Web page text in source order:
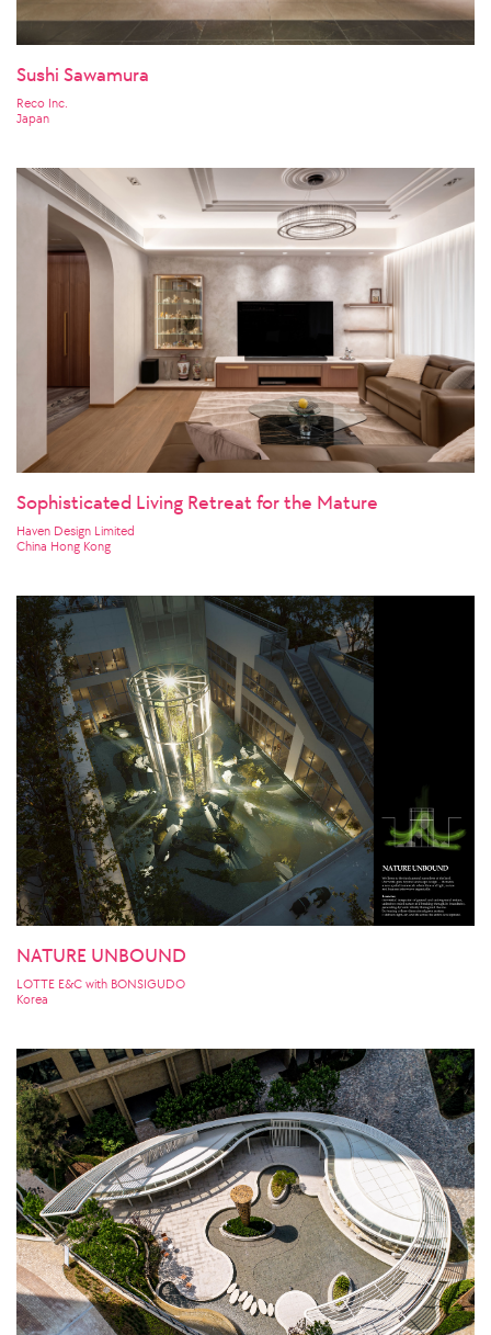
Sushi Sawamura
Reco Inc.
Japan
Sophisticated Living Retreat for the Mature
Haven Design Limited
China Hong Kong
NATURE UNBOUND
LOTTE E&C with BONSIGUDO
Korea